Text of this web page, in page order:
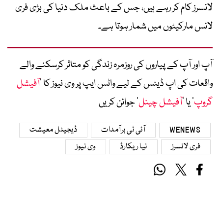
لانسرز کام کر رہے ہیں، جس کے باعث ملک دنیا کی بڑی فری
لانس مارکیٹوں میں شمار ہوتا ہے۔
آپ اور آپ کے پیاروں کی روزمرہ زندگی کو متاثر کرسکنے والے
واقعات کی اپ ڈیٹس کے لیے واٹس ایپ پر وی نیوز کا ’آفیشل
گروپ‘ یا ’آفیشل چینل‘ جوائن کریں
WENEWS آئی ٹی برآمدات
ڈیجیٹل معیشت
فری لانسرز
نیا ریکارڈ وی نیوز